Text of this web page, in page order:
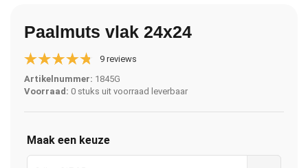
Paalmuts vlak 24x24
9 reviews
Artikelnummer: 1845G
Voorraad: 0 stuks uit voorraad leverbaar
Maak een keuze